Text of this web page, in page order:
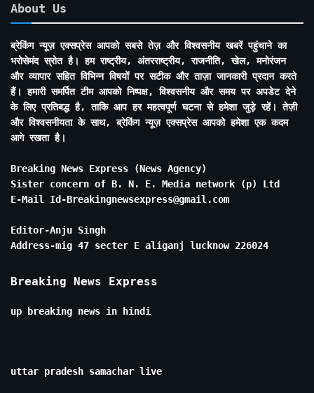
About Us
ब्रेकिंग न्यूज़ एक्सप्रेस आपको सबसे तेज़ और विश्वसनीय खबरें पहुंचाने का
भरोसेमंद स्रोत है। हम राष्ट्रीय, अंतरराष्ट्रीय, राजनीति, खेल, मनोरंजन
और व्यापार सहित विभिन्न विषयों पर सटीक और ताज़ा जानकारी प्रदान करते
हैं। हमारी समर्पित टीम आपको निष्पक्ष, विश्वसनीय और समय पर अपडेट देने
के लिए प्रतिबद्ध है, ताकि आप हर महत्वपूर्ण घटना से हमेशा जुड़े रहें। तेज़ी
और विश्वसनीयता के साथ, ब्रेकिंग न्यूज़ एक्सप्रेस आपको हमेशा एक कदम
आगे रखता है।
Breaking News Express (News Agency)
Sister concern of B. N. E. Media network (p) Ltd
E-Mail Id-Breakingnewsexpress@gmail.com
Editor-Anju Singh
Address-mig 47 secter E aliganj lucknow 226024
Breaking News Express
up breaking news in hindi
uttar pradesh samachar live